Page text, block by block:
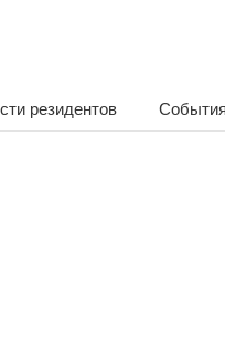
резидентов